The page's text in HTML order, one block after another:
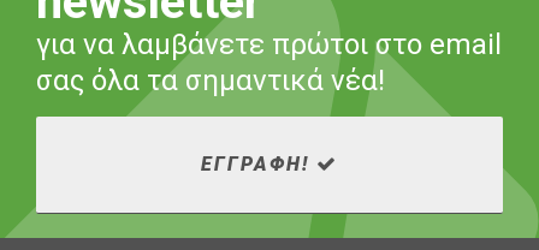
για να λαμβάνετε πρώτοι στο email
σας όλα τα σημαντικά νέα!
ΕΓΓΡΑΦΗ!